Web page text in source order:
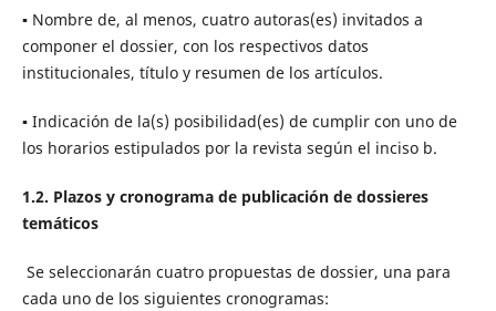
▪ Nombre de, al menos, cuatro autoras(es) invitados a
componer el dossier, con los respectivos datos
institucionales, título y resumen de los artículos.
▪ Indicación de la(s) posibilidad(es) de cumplir con uno de
los horarios estipulados por la revista según el inciso b.
1.2. Plazos y cronograma de publicación de dossieres
temáticos
Se seleccionarán cuatro propuestas de dossier, una para
cada uno de los siguientes cronogramas: